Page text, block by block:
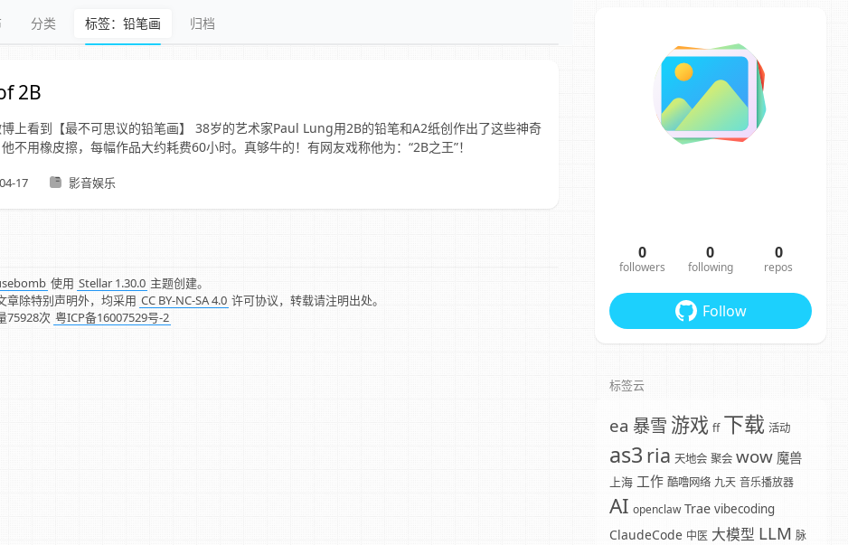
分类 标签：铅笔画 归档
2B
上看到【最不可思议的铅笔画】 38岁的艺术家Paul Lung用2B的铅笔和A2纸创作出了这些神奇
不用橡皮擦，每幅作品大约耗费60小时。真够牛的！有网友戏称他为：“2B之王”！
17 影音娱乐
使用 Stellar 1.30.0 主题创建。
章除特别声明外，均采用 CC BY-NC-SA 4.0 许可协议，转载请注明出处。
75928次 粤ICP备16007529号-2
0
followers
0
following
0
repos
Follow
标签云
ea 暴雪 游戏 ff 下载 活动
as3 ria 天地会 聚会 wow 魔兽
上海 工作 酷噜网络 九天 音乐播放器
AI openclaw Trae vibecoding
ClaudeCode 中医 大模型 LLM 脉